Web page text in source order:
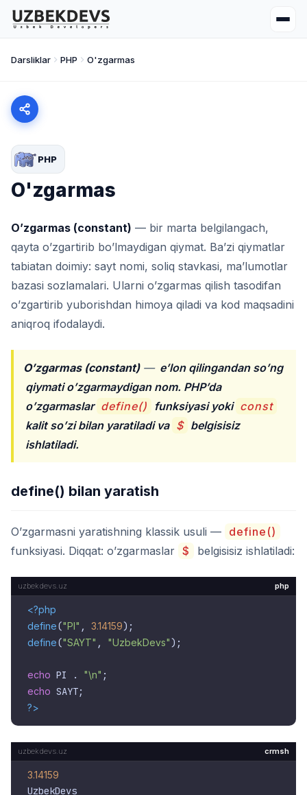
Darsliklar PHP O'zgarmas
PHP
O'zgarmas
O’zgarmas (constant) — bir marta belgilangach,
qayta o’zgartirib bo’lmaydigan qiymat. Ba’zi qiymatlar
tabiatan doimiy: sayt nomi, soliq stavkasi, ma’lumotlar
bazasi sozlamalari. Ularni o’zgarmas qilish tasodifan
o’zgartirib yuborishdan himoya qiladi va kod maqsadini
aniqroq ifodalaydi.
O’zgarmas (constant)— e’lon qilingandan so’ng
qiymati o’zgarmaydigan nom. PHP’da
o’zgarmaslar define() funksiyasi yoki const
kalit so’zi bilan yaratiladi va $ belgisisiz
ishlatiladi.
define() bilan yaratish
O’zgarmasni yaratishning klassik usuli — define()
funksiyasi. Diqqat: o’zgarmaslar $ belgisisiz ishlatiladi:
php
<?php
define("PI" , 3.14159
define("SAYT" , "UzbekDevs");
echo PI . "\n"
echo
?>
crmsh
3.14159